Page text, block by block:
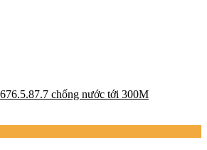
chống nước tới 300M